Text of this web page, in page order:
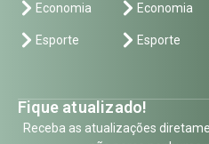
Economia
Esporte
Economia
Esporte
Fique atualizado!
Receba as atualizações